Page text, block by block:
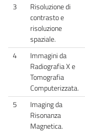
3
Risoluzione di
contrasto e
risoluzione
spaziale.
4
Immagini da
Radiografia X e
Tomografia
Computerizzata.
5
Imaging da
Risonanza
Magnetica.